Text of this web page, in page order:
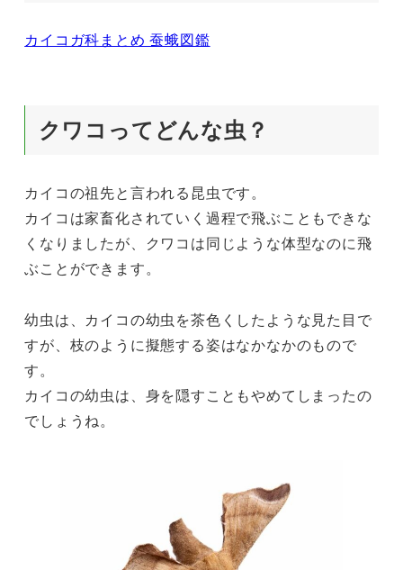
カイコガ科まとめ 蚕蛾図鑑
クワコってどんな虫？
カイコの祖先と言われる昆虫です。
カイコは家畜化されていく過程で飛ぶこともできな
くなりましたが、クワコは同じような体型なのに飛
ぶことができます。
幼虫は、カイコの幼虫を茶色くしたような見た目で
すが、枝のように擬態する姿はなかなかのもので
す。
カイコの幼虫は、身を隠すこともやめてしまったの
でしょうね。